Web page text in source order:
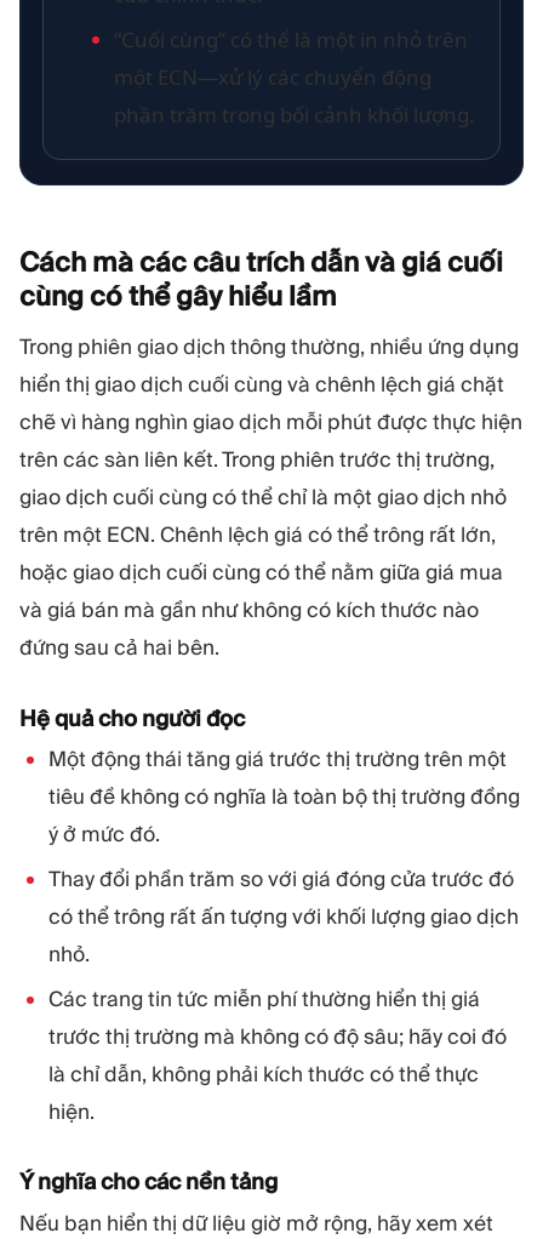
“Cuối cùng” có thể là một in nhỏ trên
một ECN—xử lý các chuyển động
phần trăm trong bối cảnh khối lượng.
Cách mà các câu trích dẫn và giá cuối
cùng có thể gây hiểu lầm
Trong phiên giao dịch thông thường, nhiều ứng dụng
hiển thị giao dịch cuối cùng và chênh lệch giá chặt
chẽ vì hàng nghìn giao dịch mỗi phút được thực hiện
trên các sàn liên kết. Trong phiên trước thị trường,
giao dịch cuối cùng có thể chỉ là một giao dịch nhỏ
trên một ECN. Chênh lệch giá có thể trông rất lớn,
hoặc giao dịch cuối cùng có thể nằm giữa giá mua
và giá bán mà gần như không có kích thước nào
đứng sau cả hai bên.
Hệ quả cho người đọc
Một động thái tăng giá trước thị trường trên một
tiêu đề không có nghĩa là toàn bộ thị trường đồng
ý ở mức đó.
Thay đổi phần trăm so với giá đóng cửa trước đó
có thể trông rất ấn tượng với khối lượng giao dịch
nhỏ.
Các trang tin tức miễn phí thường hiển thị giá
trước thị trường mà không có độ sâu; hãy coi đó
là chỉ dẫn, không phải kích thước có thể thực
hiện.
Ý nghĩa cho các nền tảng
Nếu bạn hiển thị dữ liệu giờ mở rộng, hãy xem xét